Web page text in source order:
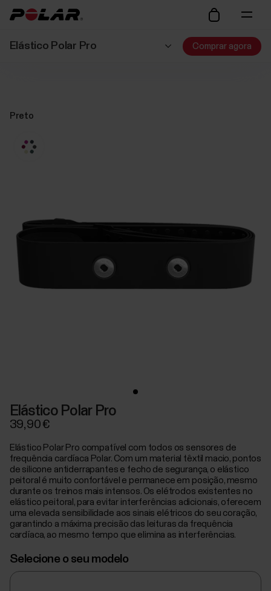
Elástico Polar Pro Comprar agora
Preto
Elástico Polar Pro
39,90 €
Elástico Polar Pro compatível com todos os sensores de
frequência cardíaca Polar. Com um material têxtil macio, pontos
de silicone antiderrapantes e fecho de segurança, o elástico
peitoral é muito confortável e permanece em posição, mesmo
durante os treinos mais intensos. Os elétrodos existentes no
elástico peitoral, para evitar interferências adicionais, oferecem
uma elevada sensibilidade aos sinais elétricos do seu coração,
garantindo a máxima precisão das leituras da frequência
cardíaca, ao mesmo tempo que elimina as interferências.
Selecione o seu modelo